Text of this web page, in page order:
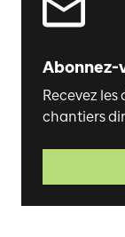
Abonnez-
Recevez
chantiers